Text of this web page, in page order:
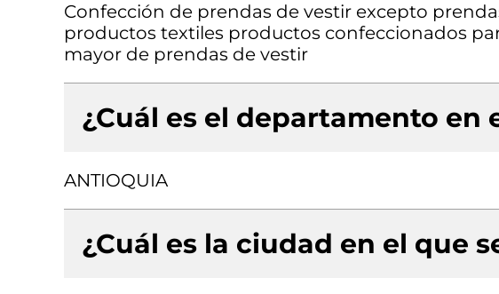
Confección de prendas de vestir excepto
productos textiles productos confeccionados
mayor de prendas de vestir
¿Cuál es el departamento en
ANTIOQUIA
¿Cuál es la ciudad en el que